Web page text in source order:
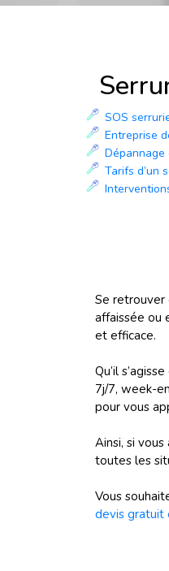
SOS
Entreprise
Dépannage
Tarifs d’un
Se retrouver
affaissée ou
et efficace.
Qu’il
7j/7, week-
pour vous
Ainsi, si
toutes les
Vous
devis gratuit